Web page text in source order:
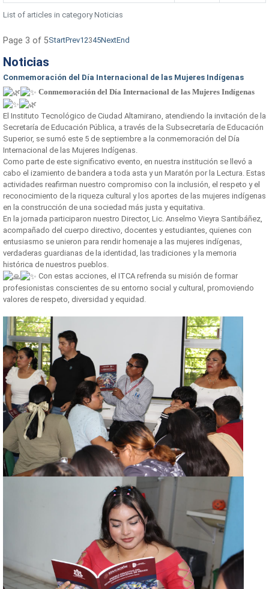
List of articles in category Noticias
Page 3 of 5StartPrev1 2345NextEnd
Noticias
Conmemoración del Día Internacional de las Mujeres Indígenas
Conmemoración del Día Internacional de las Mujeres Indígenas
El Instituto Tecnológico de Ciudad Altamirano, atendiendo la invitación de la
Secretaría de Educación Pública, a través de la Subsecretaría de Educación
Superior, se sumó este 5 de septiembre a la conmemoración del Día
Internacional de las Mujeres Indígenas.
Como parte de este significativo evento, en nuestra institución se llevó a
cabo el izamiento de bandera a toda asta y un Maratón por la Lectura. Estas
actividades reafirman nuestro compromiso con la inclusión, el respeto y el
reconocimiento de la riqueza cultural y los aportes de las mujeres indígenas
en la construcción de una sociedad más justa y equitativa.
En la jornada participaron nuestro Director, Lic. Anselmo Vieyra Santibáñez,
acompañado del cuerpo directivo, docentes y estudiantes, quienes con
entusiasmo se unieron para rendir homenaje a las mujeres indígenas,
verdaderas guardianas de la identidad, las tradiciones y la memoria
histórica de nuestros pueblos.
Con estas acciones, el ITCA refrenda su misión de formar
profesionistas conscientes de su entorno social y cultural, promoviendo
valores de respeto, diversidad y equidad.